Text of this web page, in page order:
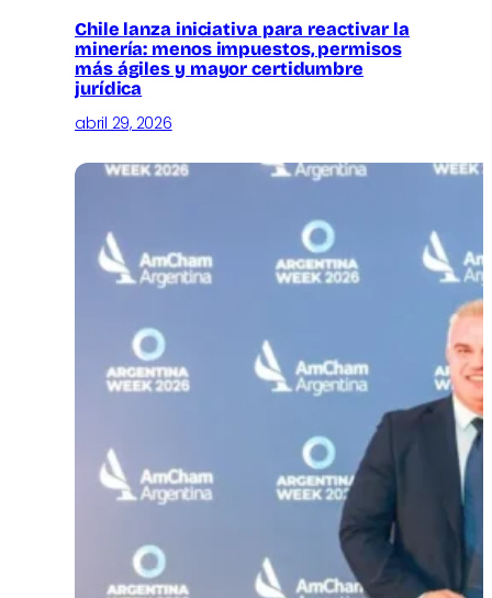
Chile lanza iniciativa para reactivar la
minería: menos impuestos, permisos
más ágiles y mayor certidumbre
jurídica
abril 29, 2026